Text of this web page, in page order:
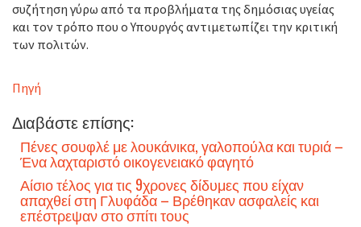
συζήτηση γύρω από τα προβλήματα της δημόσιας υγείας
και τον τρόπο που ο Υπουργός αντιμετωπίζει την κριτική
των πολιτών.
Πηγή
Διαβάστε επίσης:
Πένες σουφλέ με λουκάνικα, γαλοπούλα και τυριά –
Ένα λαχταριστό οικογενειακό φαγητό
Αίσιο τέλος για τις 9χρονες δίδυμες που είχαν
απαχθεί στη Γλυφάδα – Βρέθηκαν ασφαλείς και
επέστρεψαν στο σπίτι τους